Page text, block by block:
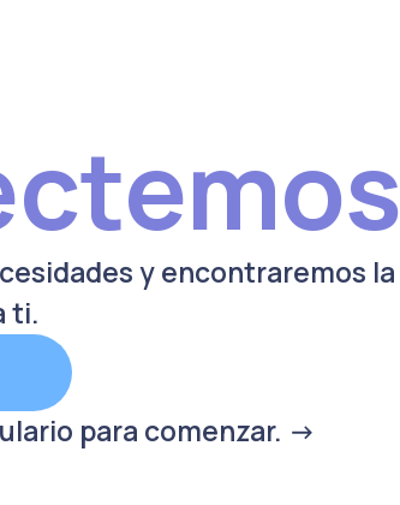
y encontraremos la
ti.
para comenzar. ->